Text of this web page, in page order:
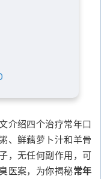
介绍四个治疗常年口
、鲜藕萝卜汁和羊骨
，无任何副作用，可
医案，为你揭秘常年